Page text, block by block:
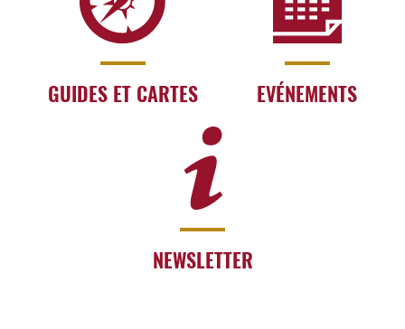
GUIDES ET CARTES EVÉNEMENTS
NEWSLETTER